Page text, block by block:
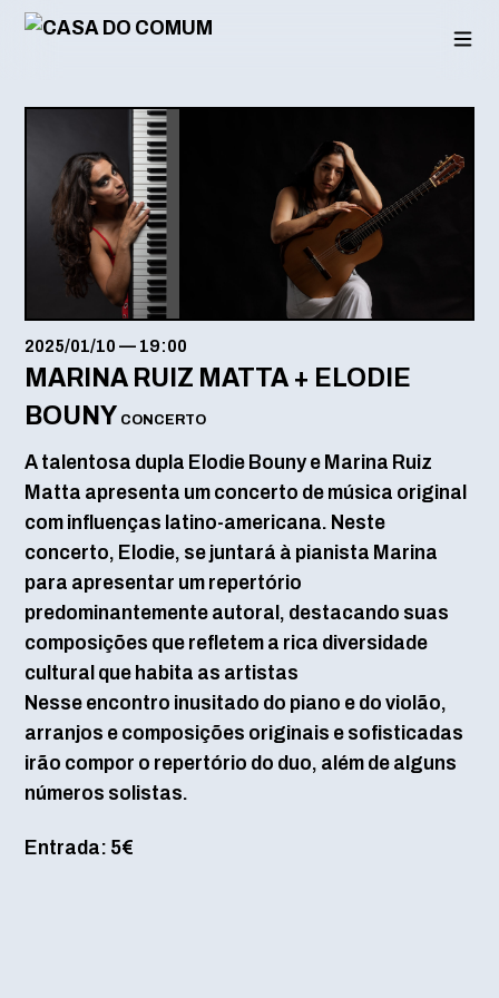
Saltar
2025/01/10 — 19:00
MARINA RUIZ MATTA + ELODIE
BOUNY CONCERTO
A talentosa dupla Elodie Bouny e Marina Ruiz
Matta apresenta um concerto de música original
com influenças latino-americana. Neste
concerto, Elodie, se juntará à pianista Marina
para apresentar um repertório
predominantemente autoral, destacando suas
composições que refletem a rica diversidade
cultural que habita as artistas
Nesse encontro inusitado do piano e do violão,
arranjos e composições originais e sofisticadas
irão compor o repertório do duo, além de alguns
números solistas.
Entrada: 5€